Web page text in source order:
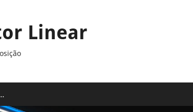
Linear